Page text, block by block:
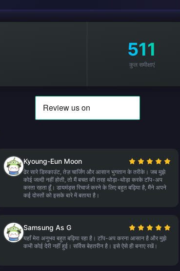
511
कुल समीक्षाएं
Kyoung-Eun Moon
ढेर सारे डिस्काउंट, तेज़ चार्जिंग और आसान भुगतान के तरीके। जब मुझे
कोई जल्दी नहीं होती, तो मैं बचत की तरह थोड़ा-थोड़ा करके टॉप-अप
करता रहता हूँ। डायमंड्स रिचार्ज करने के लिए बहुत बढ़िया है, मैंने अपने
कई दोस्तों को इसके बारे में बताया है।
Samsung As G
यहाँ मेरा अनुभव बहुत बढ़िया रहा है। टॉप-अप करना आसान है और मुझे
कभी कोई देरी नहीं हुई। सर्विस बेहतरीन है। इसे ऐसे ही बनाए रखें।